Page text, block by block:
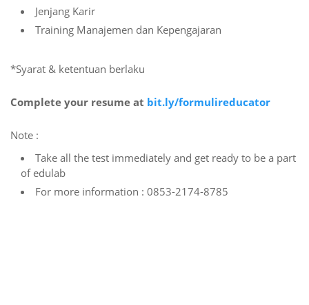
Jenjang Karir
Training Manajemen dan Kepengajaran
*Syarat & ketentuan berlaku
Complete your resume at bit.ly/formulireducator
Note :
Take all the test immediately and get ready to be a part
of edulab
For more information : 0853-2174-8785